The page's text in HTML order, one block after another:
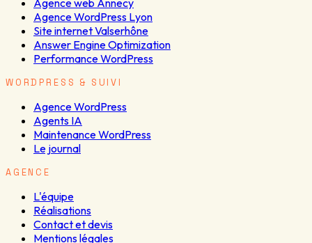
Agence web Annecy
Agence WordPress Lyon
Site internet Valserhône
Answer Engine Optimization
Performance WordPress
WORDPRESS & SUIVI
Agence WordPress
Agents IA
Maintenance WordPress
Le journal
AGENCE
L'équipe
Réalisations
Contact et devis
Mentions légales